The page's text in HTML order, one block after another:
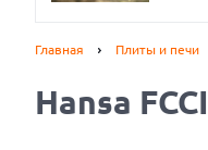
Главная Плиты и печи
Hansa